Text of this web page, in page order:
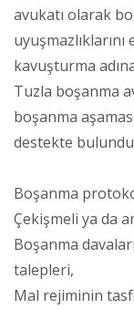
avukatı olarak
kavuşturma
Tuzla boşanma
boşanma
destekte
Boşanma
Çekişmeli ya da
Boşanma
talepleri,
Mal rejiminin